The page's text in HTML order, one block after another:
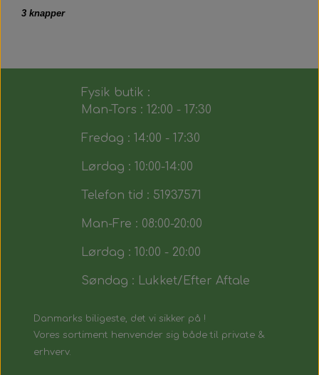
3 knapper
Fysik butik :
Man-Tors : 12:00 - 17:30
Fredag : 14:00 - 17:30
Lørdag : 10:00-14:00
Telefon tid : 51937571
Man-Fre : 08:00-20:00
Lørdag : 10:00 - 20:00
Søndag : Lukket/Efter Aftale
Danmarks biligeste, det vi sikker på !
Vores sortiment henvender sig både til private &
erhverv.